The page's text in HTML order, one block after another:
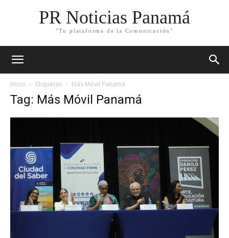
PR Noticias Panamá
"Tu plataforma de la Comunicación"
Inicio Etiquetas Más Móvil Panamá
Tag: Más Móvil Panamá